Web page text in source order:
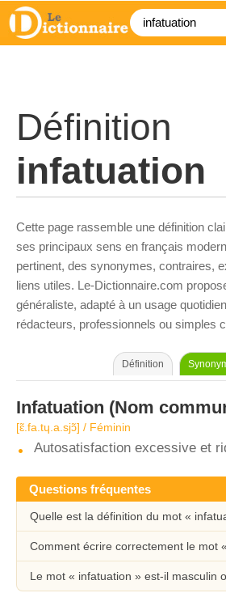
Définition
infatuation
Cette page rassemble une définition
ses principaux sens en français
pertinent, des synonymes, contraires,
liens utiles. Le-Dictionnaire.com
généraliste, adapté à un usage
rédacteurs, professionnels ou simples
Définition
Infatuation (Nom
[ɛ̃.fa.tɥ.a.sjɔ̃] / Féminin
Autosatisfaction excessive et
Questions fréquentes
Quelle est la définition du mot «
Comment écrire correctement le mot
Le mot « infatuation » est-il masculin